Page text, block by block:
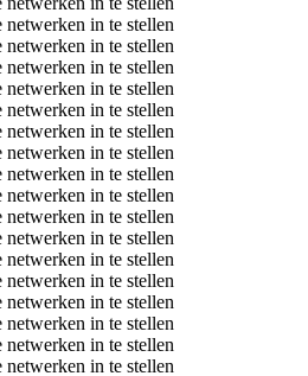
in te stellen
in te stellen
in te stellen
in te stellen
in te stellen
in te stellen
in te stellen
in te stellen
in te stellen
in te stellen
in te stellen
in te stellen
in te stellen
in te stellen
in te stellen
in te stellen
in te stellen